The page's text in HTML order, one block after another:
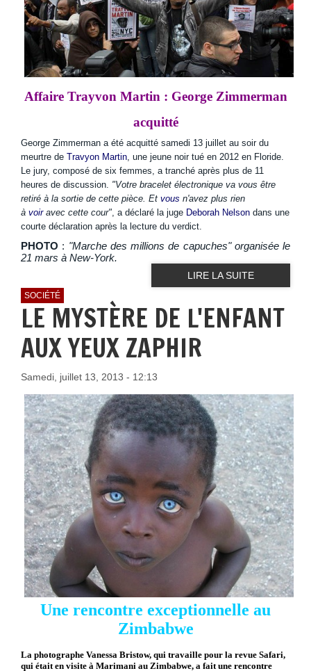
Affaire Trayvon Martin : George Zimmerman
acquitté
George Zimmerman a été acquitté samedi 13 juillet au soir du
meurtre de Travyon Martin, une jeune noir tué en 2012 en Floride.
Le jury, composé de six femmes, a tranché après plus de 11
heures de discussion. "Votre bracelet électronique va vous être
retiré à la sortie de cette pièce. Et vous n'avez plus rien
à voiravec cette cour", a déclaré la juge Deborah Nelson dans une
courte déclaration après la lecture du verdict.
PHOTO : "Marche des millions de capuches" organisée le
21 mars à New-York.
LIRE LA SUITE
SOCIÉTÉ
LE MYSTÈRE DE L'ENFANT
AUX YEUX ZAPHIR
Samedi, juillet 13, 2013 - 12:13
Une rencontre exceptionnelle au
Zimbabwe
La photographe Vanessa Bristow, qui travaille pour la revue Safari,
qui était en visite à Marimani au Zimbabwe, a fait une rencontre